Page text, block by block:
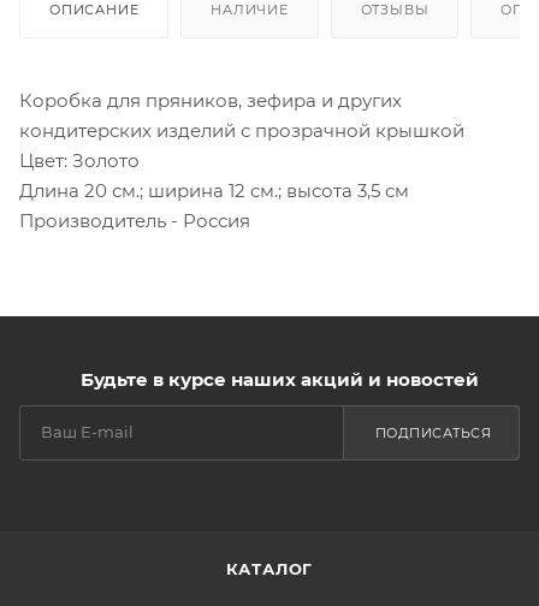
ОПИСАНИЕ НАЛИЧИЕ ОТЗЫВЫ
Коробка для пряников, зефира и других
кондитерских изделий с прозрачной крышкой
Цвет: Золото
Длина 20 см.; ширина 12 см.; высота 3,5 см
Производитель - Россия
Будьте в курсе наших акций и новостей
ПОДПИСАТЬСЯ
КАТАЛОГ